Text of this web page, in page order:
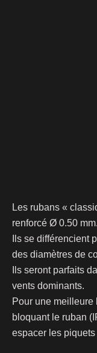
Les rubans «
renforcé Ø 0.50 mm.
Ils se différencient
des diamètres de
Ils seront parfaits
vents dominants.
Pour une
bloquant le ruban
espacer les